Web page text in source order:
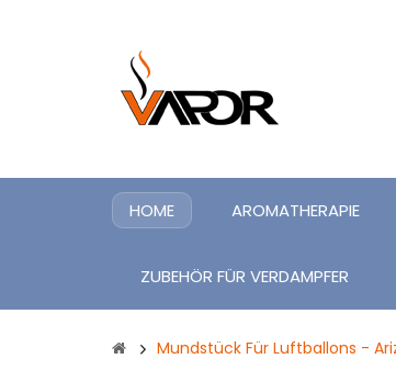
HOME AROMATHERAPIE
ZUBEHÖR FÜR VERDAMPFER
Mundstück Für Luftballons -